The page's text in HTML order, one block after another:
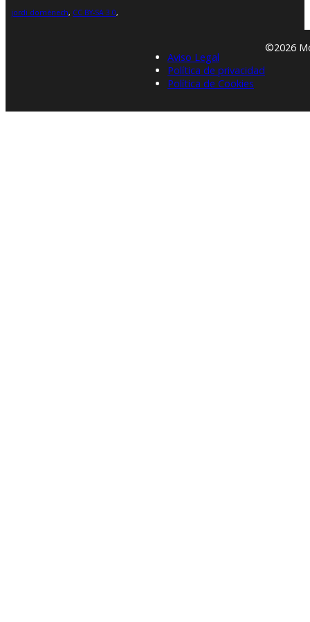
jordi domènech, CC BY-SA 3.0,
Aviso Legal
Política de privacidad
Política de Cookies
©2026